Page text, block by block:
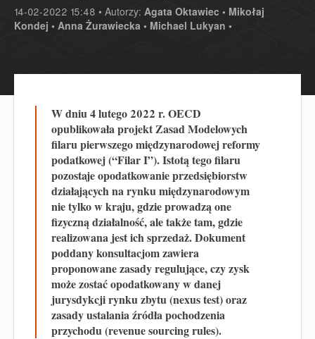
14-02-2022 15:48 • Autorzy: Agata Oktawiec • Mikołaj
Kondej • Anna Żurawiecka • Michael Lukyan •
W dniu 4 lutego 2022 r. OECD
opublikowała projekt Zasad Modelowych
filaru pierwszego międzynarodowej reformy
podatkowej (“Filar I”). Istotą tego filaru
pozostaje opodatkowanie przedsiębiorstw
działających na rynku międzynarodowym
nie tylko w kraju, gdzie prowadzą one
fizyczną działalność, ale także tam, gdzie
realizowana jest ich sprzedaż. Dokument
poddany konsultacjom zawiera
proponowane zasady regulujące, czy zysk
może zostać opodatkowany w danej
jurysdykcji rynku zbytu (nexus test) oraz
zasady ustalania źródła pochodzenia
przychodu (revenue sourcing rules).